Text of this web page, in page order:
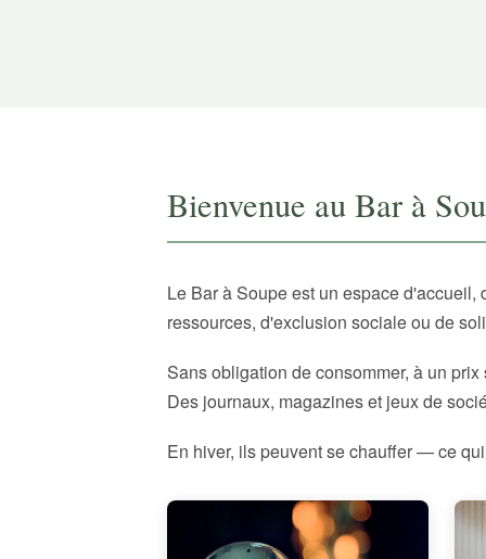
Bienvenue au Bar à
Le Bar à Soupe est un espace
ressources, d'exclusion sociale ou de
Sans obligation de consommer, à un
Des journaux, magazines et jeux de
En hiver, ils peuvent se chauffer — ce